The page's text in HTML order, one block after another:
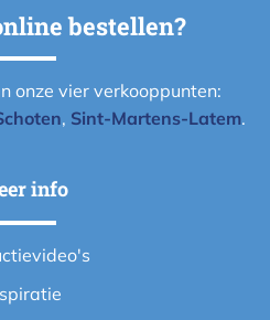
bestellen?
onze vier verkooppunten:
, Sint-Martens-Latem.
info